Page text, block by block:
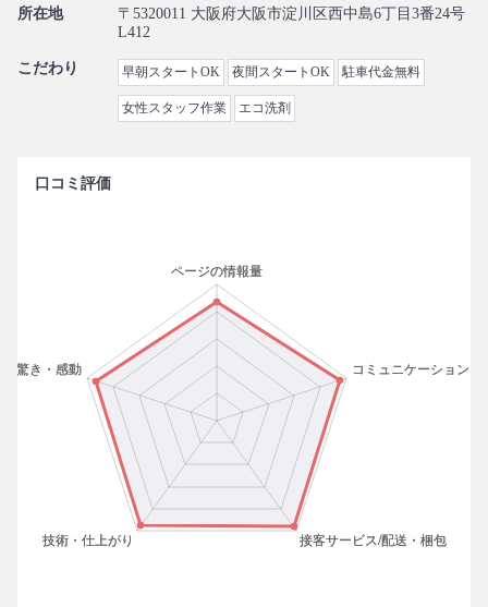
所在地
〒5320011 大阪府大阪市淀川区西中島6丁目3番24号
L412
こだわり 早朝スタートOK 夜間スタートOK 駐車代金無料
女性スタッフ作業 エコ洗剤
口コミ評価